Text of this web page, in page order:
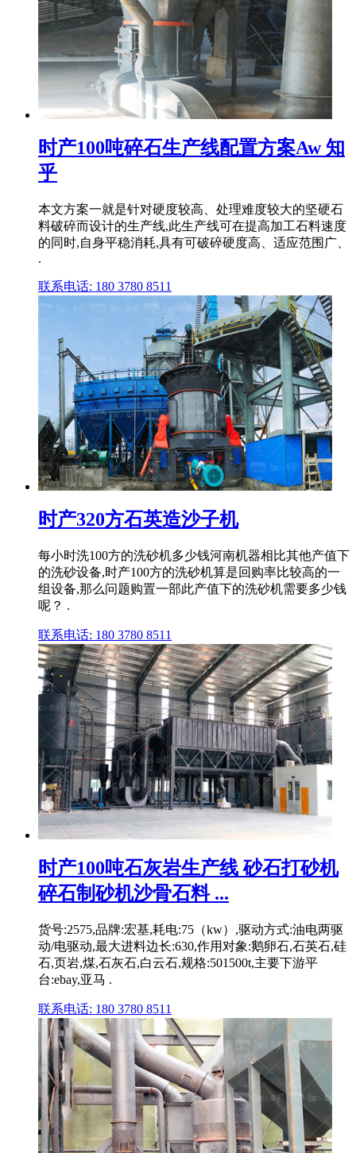
时产100吨碎石生产线配置方案Aw 知
乎
本文方案一就是针对硬度较高、处理难度较大的坚硬石
料破碎而设计的生产线,此生产线可在提高加工石料速度
的同时,自身平稳消耗,具有可破碎硬度高、适应范围广、
.
联系电话: 180 3780 8511
时产320方石英造沙子机
每小时洗100方的洗砂机多少钱河南机器相比其他产值下
的洗砂设备,时产100方的洗砂机算是回购率比较高的一
组设备,那么问题购置一部此产值下的洗砂机需要多少钱
呢？ .
联系电话: 180 3780 8511
时产100吨石灰岩生产线 砂石打砂机
碎石制砂机沙骨石料 ...
货号:2575,品牌:宏基,耗电:75（kw）,驱动方式:油电两驱
动/电驱动,最大进料边长:630,作用对象:鹅卵石,石英石,硅
石,页岩,煤,石灰石,白云石,规格:501500t,主要下游平
台:ebay,亚马 .
联系电话: 180 3780 8511